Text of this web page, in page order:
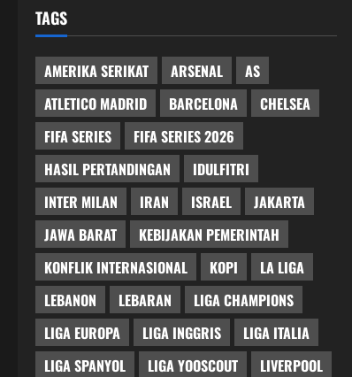
TAGS
AMERIKA SERIKAT ARSENAL
AS
ATLETICO MADRID
BARCELONA
CHELSEA
FIFA SERIES
FIFA SERIES 2026
HASIL PERTANDINGAN
IDULFITRI
INTER MILAN
IRAN ISRAEL
JAKARTA
JAWA BARAT
KEBIJAKAN PEMERINTAH
KONFLIK INTERNASIONAL
KOPI
LA LIGA
LEBANON
LEBARAN
LIGA CHAMPIONS
LIGA EUROPA
LIGA INGGRIS
LIGA ITALIA
LIGA SPANYOL
LIGA YOOSCOUT
LIVERPOOL